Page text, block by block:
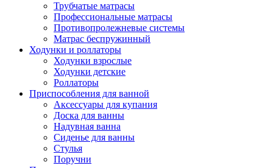
Трубчатые матрасы
Профессиональные матрасы
Противопролежневые системы
Матрас беспружинный
Ходунки и роллаторы
Ходунки взрослые
Ходунки детские
Роллаторы
Приспособления для ванной
Аксессуары для купания
Доска для ванны
Надувная ванна
Сиденье для ванны
Стулья
Поручни